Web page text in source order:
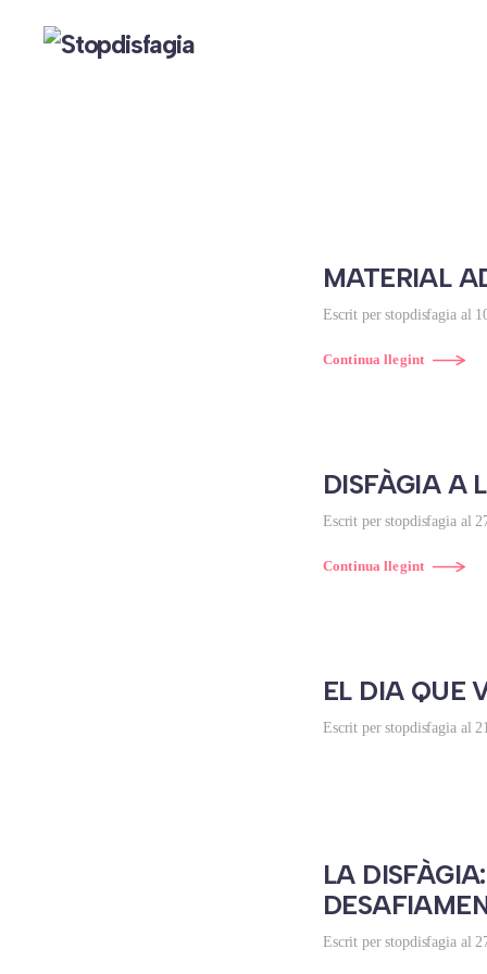
Skip to main content
MATERIAL
Escrit perstopdisfagiaal
Continua llegint
DISFÀGIA A
Escrit perstopdisfagiaal
Continua llegint
EL DIA QUE
Escrit perstopdisfagiaal
LA
Escrit perstopdisfagiaal